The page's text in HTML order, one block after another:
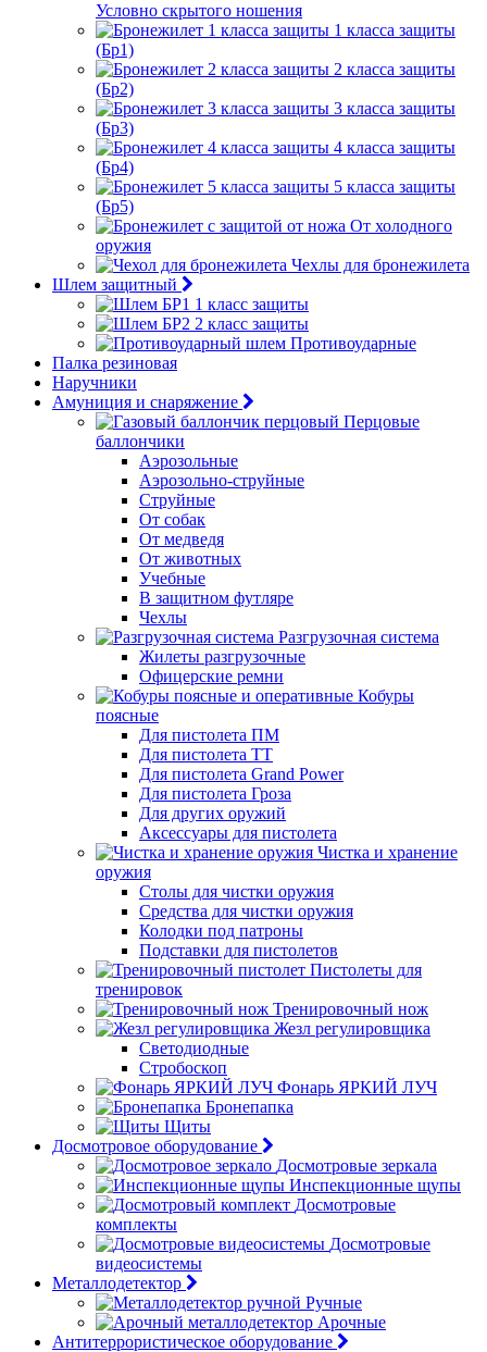
Условно скрытого ношения
1 класса защиты
(Бр1)
2 класса защиты
(Бр2)
3 класса защиты
(Бр3)
4 класса защиты
(Бр4)
5 класса защиты
(Бр5)
От холодного
оружия
Чехлы для бронежилета
Шлем защитный
1 класс защиты
2 класс защиты
Противоударные
Палка резиновая
Наручники
Амуниция и снаряжение
Перцовые
баллончики
Аэрозольные
Аэрозольно-струйные
Струйные
От собак
От медведя
От животных
Учебные
В защитном футляре
Чехлы
Разгрузочная система
Жилеты разгрузочные
Офицерские ремни
Кобуры
поясные
Для пистолета ПМ
Для пистолета ТТ
Для пистолета Grand Power
Для пистолета Гроза
Для других оружий
Аксессуары для пистолета
Чистка и хранение
оружия
Столы для чистки оружия
Средства для чистки оружия
Колодки под патроны
Подставки для пистолетов
Пистолеты для
тренировок
Тренировочный нож
Жезл регулировщика
Светодиодные
Стробоскоп
Фонарь ЯРКИЙ ЛУЧ
Бронепапка
Щиты
Досмотровое оборудование
Досмотровые зеркала
Инспекционные щупы
Досмотровые
комплекты
Досмотровые
видеосистемы
Металлодетектор
Ручные
Арочные
Антитеррористическое оборудование